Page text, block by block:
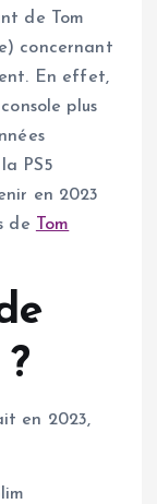
de Tom
concernant
En effet,
plus
PS5
en 2023
de
Tom
en 2023,